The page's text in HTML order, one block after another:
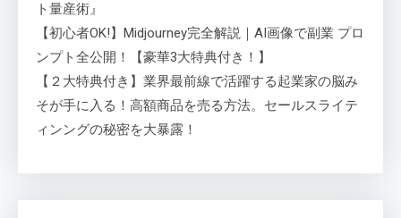
ト量産術』
【初心者OK!】Midjourney完全解説｜AI画像で副業 プロ
ンプト全公開！【豪華3大特典付き！】
【２大特典付き】業界最前線で活躍する起業家の脳み
そが手に入る！高額商品を売る方法。セールスライテ
ィンングの秘密を大暴露！